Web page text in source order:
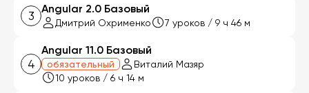
3
Angular 2.0 Базовый
Дмитрий Охрименко 7 уроков / 9 ч 46 м
4
Angular 11.0 Базовый
обязательный
Виталий Мазяр
10 уроков / 6 ч 14 м